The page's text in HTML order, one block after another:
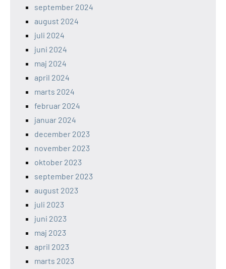
september 2024
august 2024
juli 2024
juni 2024
maj 2024
april 2024
marts 2024
februar 2024
januar 2024
december 2023
november 2023
oktober 2023
september 2023
august 2023
juli 2023
juni 2023
maj 2023
april 2023
marts 2023